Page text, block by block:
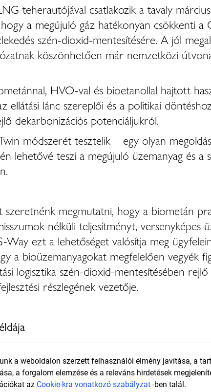
teherautójával csatlakozik a tavaly
a megújuló gáz hatékonyan csökkenti a
szén-dioxid-mentesítésére. A jól
köszönhetően már nemzetközi
HVO-val és bioetanollal hajtott
ellátási lánc szereplői és a politikai
dekarbonizációs potenciáljukról.
módszerét tesztelik – egy olyan
lehetővé teszi a megújuló üzemanyag és a
megmutatni, hogy a biometán
nélküli teljesítményt, versenyképes
ezt a lehetőséget valósítja meg
a bioüzemanyagokat megfelelően vegyék
logisztika szén-dioxid-mentesítésében
részlegének vezetője.
biometán egy megújuló és körforgásos
társadalmi előnyökkel jár. Kiváló példája a
a weboldalon szerzett felhasználói élmény javítása, a
a forgalom elemzése és a releváns hirdetések
az Cookie-kra vonatkozó szabályzat -ben talál.